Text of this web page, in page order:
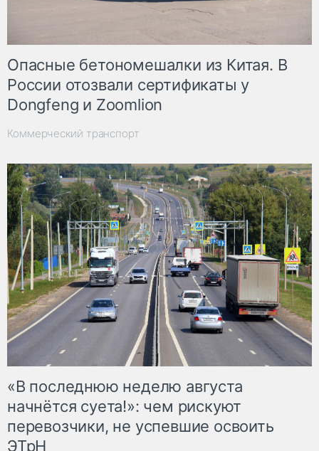
Опасные бетономешалки из Китая. В
России отозвали сертификаты у
Dongfeng и Zoomlion
Коммерческий транспорт
«В последнюю неделю августа
начнётся суета!»: чем рискуют
перевозчики, не успевшие освоить
ЭТрН